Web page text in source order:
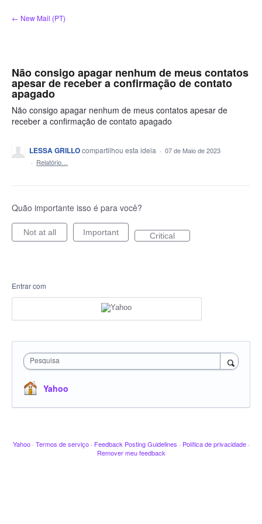
para
← New Mail (PT)
Não consigo apagar nenhum de meus contatos
apesar de receber a confirmação de contato
apagado
Não consigo apagar nenhum de meus contatos apesar de
receber a confirmação de contato apagado
LESSA GRILLOcompartilhou esta ideia · 07 de Maio de 2023
· Relatório…
Quão importante isso é para você?
Not at all Important Critical
Entrar com
Pesquisa
Yahoo
Yahoo · Termos de serviço · Feedback Posting Guidelines · Política de privacidade ·
Remover meu feedback